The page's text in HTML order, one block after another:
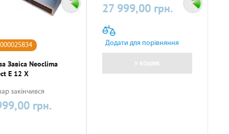
НАСОСНЕ ОБЛАДНАННЯ
КОМПЛЕКТУЮЧІ
Завіса Neoclima
E 12 X
закінчився
грн.
Ціна
27 999,00 грн.
Додати для порівняння
У КОШИК